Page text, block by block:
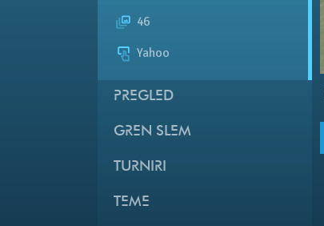
46
Yahoo
PREGLED
GREN SLEM
TURNIRI
TEME